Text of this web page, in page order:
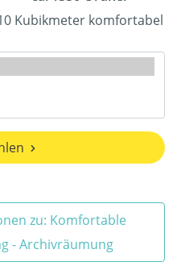
Kubikmeter komfortabel
zu: Komfortable
- Archivräumung